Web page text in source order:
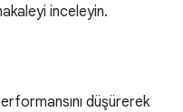
inceleyin.
düşürerek